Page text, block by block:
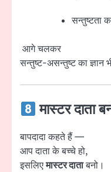
सन्तुष्टता
आगे चलकर
सन्तुष्ट-असन्तुष्ट का ज्ञान
मास्टर दाता
बापदादा कहते हैं —
आप दाता के बच्चे हो,
इसलिएमास्टर दाताबनो।